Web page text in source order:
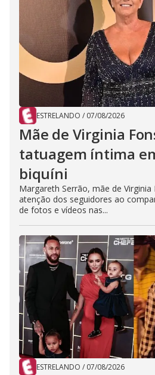
ESTRELANDO / 07/08/2026
Mãe de Virginia
tatuagem íntima
biquíni
Margareth Serrão, mãe de
atenção dos seguidores ao
de fotos e vídeos nas...
ESTRELANDO / 07/08/2026